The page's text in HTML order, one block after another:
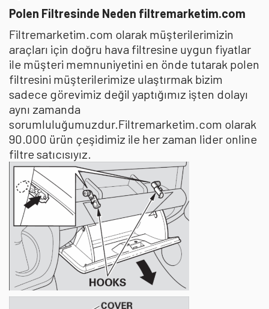
Polen Filtresinde Neden filtremarketim.com
Filtremarketim.com olarak müşterilerimizin
araçları için doğru hava filtresine uygun fiyatlar
ile müşteri memnuniyetini en önde tutarak polen
filtresini müşterilerimize ulaştırmak bizim
sadece görevimiz değil yaptığımız işten dolayı
aynı zamanda
sorumluluğumuzdur.Filtremarketim.com olarak
90.000 ürün çeşidimiz ile her zaman lider online
filtre satıcısıyız.